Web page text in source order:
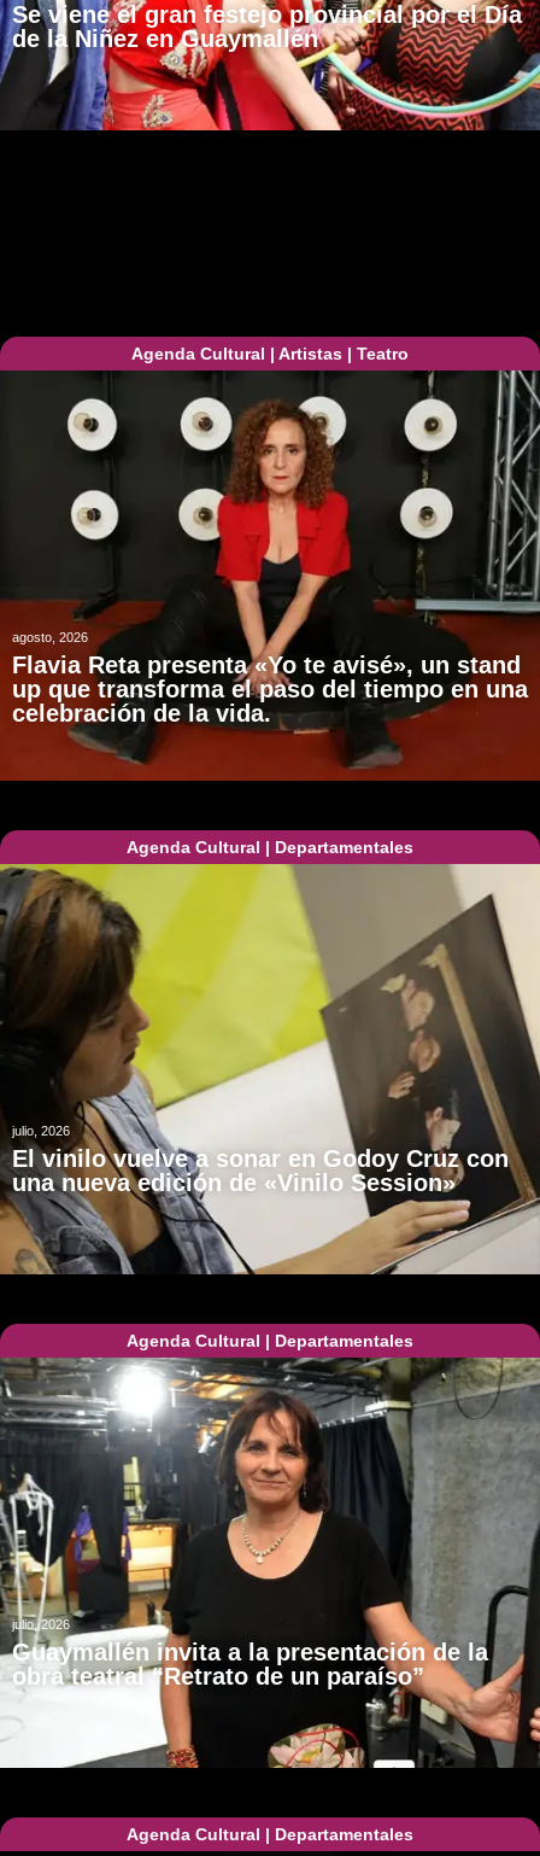
Se viene el gran festejo provincial por el Día
de la Niñez en Guaymallén
Agenda Cultural | Artistas | Teatro
agosto, 2026
Flavia Reta presenta «Yo te avisé», un stand
up que transforma el paso del tiempo en una
celebración de la vida.
Agenda Cultural | Departamentales
julio, 2026
El vinilo vuelve a sonar en Godoy Cruz con
una nueva edición de «Vinilo Session»
Agenda Cultural | Departamentales
julio, 2026
Guaymallén invita a la presentación de la
obra teatral “Retrato de un paraíso”
Agenda Cultural | Departamentales